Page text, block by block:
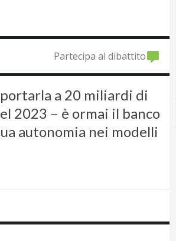
Partecipa al dibattito
a 20 miliardi di
2023 – è ormai il banco
autonomia nei modelli